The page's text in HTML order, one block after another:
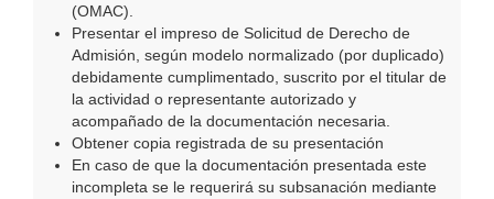
(OMAC).
Presentar el impreso de Solicitud de Derecho de
Admisión, según modelo normalizado (por duplicado)
debidamente cumplimentado, suscrito por el titular de
la actividad o representante autorizado y
acompañado de la documentación necesaria.
Obtener copia registrada de su presentación
En caso de que la documentación presentada este
incompleta se le requerirá su subsanación mediante